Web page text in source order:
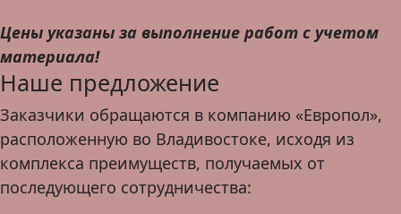
Цены указаны за выполнение работ с учетом
материала!
Наше предложение
Заказчики обращаются в компанию «Европол»,
расположенную во Владивостоке, исходя из
комплекса преимуществ, получаемых от
последующего сотрудничества: